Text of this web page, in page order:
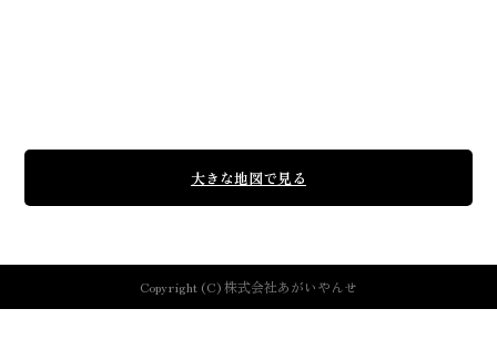
大きな地図で見る
Copyright (C) 株式会社あがいやんせ